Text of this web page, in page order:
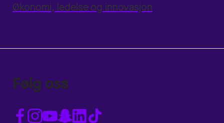
Økonomi, ledelse og innovasjon
Følg oss